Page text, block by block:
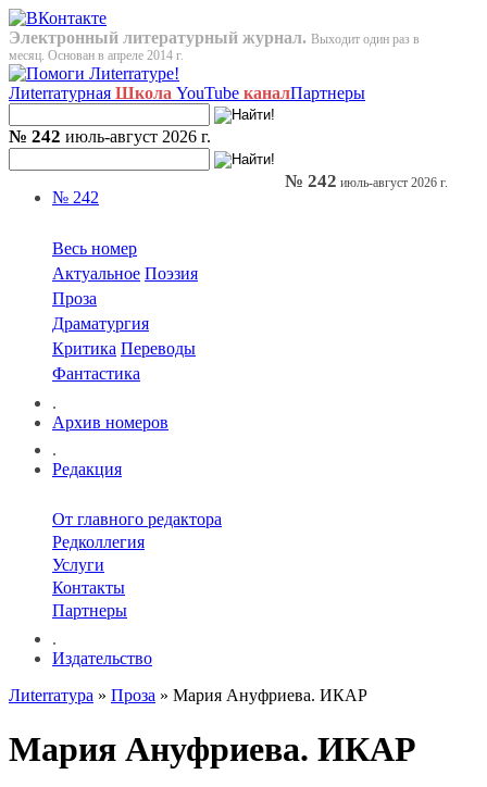
Электронный литературный журнал. Выходит один раз в
месяц. Основан в апреле 2014 г.
Лиterraтурная Школа YouTube каналПартнеры
№ 242 июль-август 2026 г.
№ 242
Весь номер
Актуальное Поэзия
Проза
Драматургия
Критика Переводы
Фантастика
.
Архив номеров
.
Редакция
От главного редактора
Редколлегия
Услуги
Контакты
Партнеры
.
Издательство
№ 242 июль-август 2026 г.
Лиterraтура » Проза » Мария Ануфриева. ИКАР
Мария Ануфриева. ИКАР